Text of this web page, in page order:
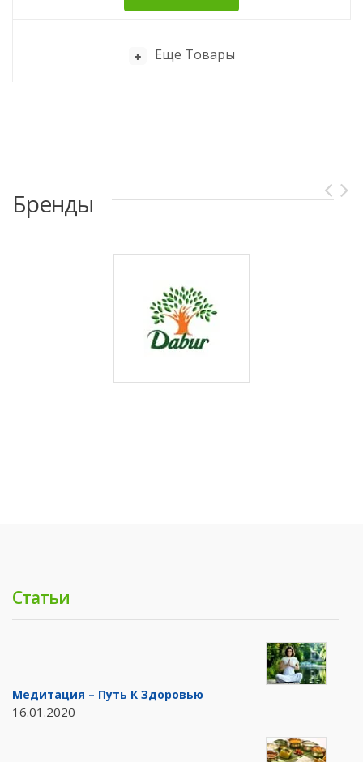
Еще Товары
Бренды
Статьи
Медитация – Путь К Здоровью
16.01.2020